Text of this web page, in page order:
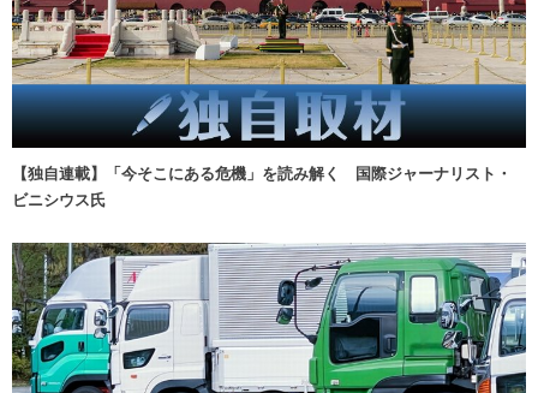
【独自連載】「今そこにある危機」を読み解く 国際ジャーナリスト・
ビニシウス氏